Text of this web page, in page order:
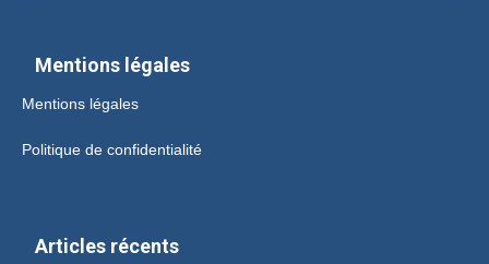
Mentions légales
Mentions légales
Politique de confidentialité
Articles récents